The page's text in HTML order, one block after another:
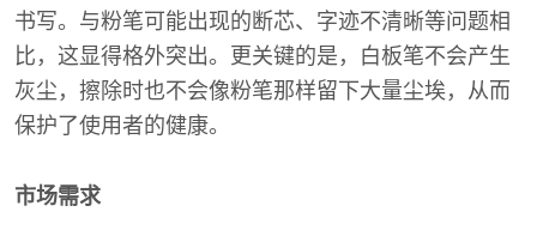
书写。与粉笔可能出现的断芯、字迹不清晰等问题相
比，这显得格外突出。更关键的是，白板笔不会产生
灰尘，擦除时也不会像粉笔那样留下大量尘埃，从而
保护了使用者的健康。
市场需求